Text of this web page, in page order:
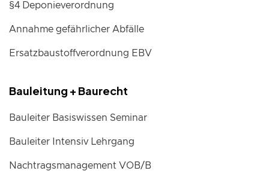
§4 Deponieverordnung
Annahme gefährlicher Abfälle
Ersatzbaustoffverordnung EBV
Bauleitung + Baurecht
Bauleiter Basiswissen Seminar
Bauleiter Intensiv Lehrgang
Nachtragsmanagement VOB/B